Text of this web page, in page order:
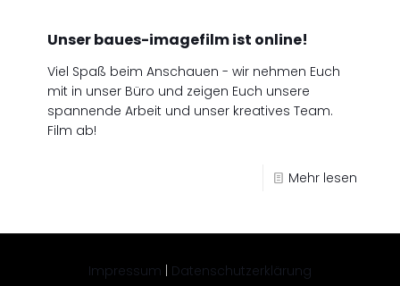
Unser baues-imagefilm ist online!
Viel Spaß beim Anschauen - wir nehmen Euch
mit in unser Büro und zeigen Euch unsere
spannende Arbeit und unser kreatives Team.
Film ab!
Mehr lesen
Impressum | Datenschutzerklärung